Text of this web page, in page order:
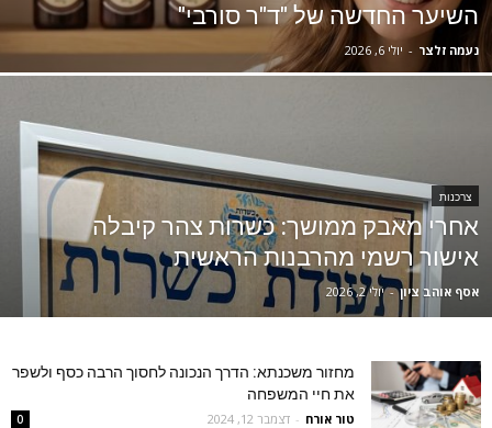
השיער החדשה של "ד"ר סורבי"
נעמה זלצר - יולי 6, 2026
צרכנות
אחרי מאבק ממושך: כשרות צהר קיבלה
אישור רשמי מהרבנות הראשית
אסף אוהב ציון - יולי 2, 2026
מחזור משכנתא: הדרך הנכונה לחסוך הרבה כסף ולשפר
את חיי המשפחה
טור אורח - דצמבר 12, 2024 0